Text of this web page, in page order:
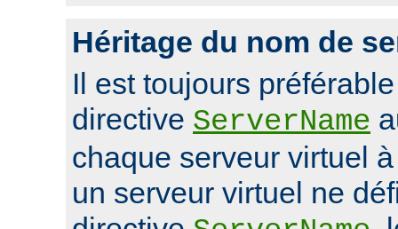
Héritage du nom de
Il est toujours
directive ServerName
chaque serveur virtuel
un serveur virtuel ne